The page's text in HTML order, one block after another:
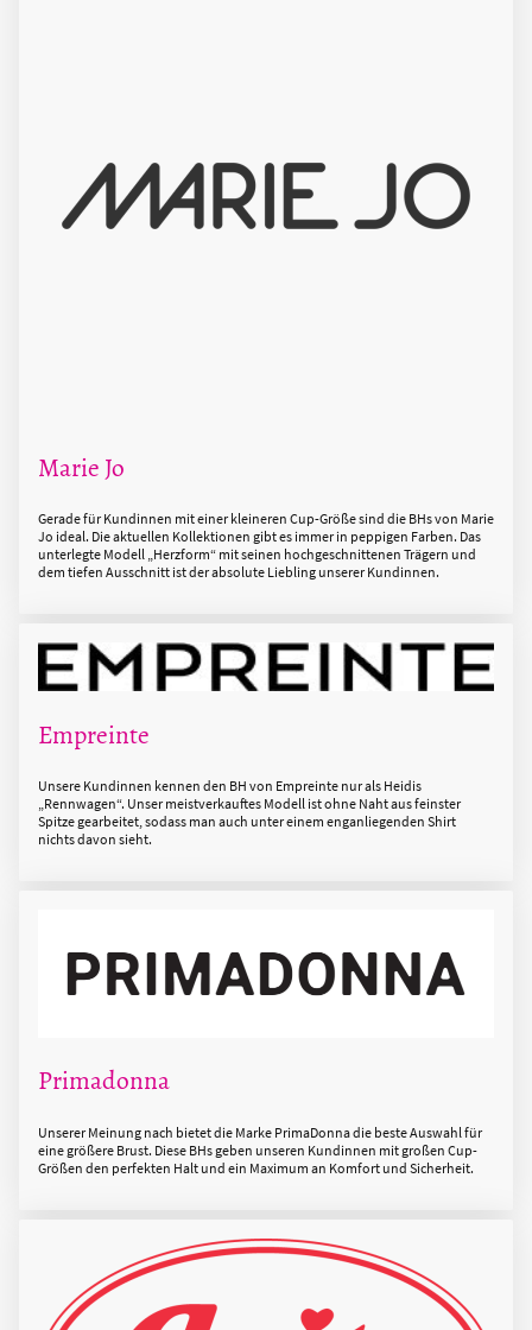
Marie Jo
Gerade für Kundinnen mit einer kleineren Cup-Größe sind die BHs von Marie
Jo ideal. Die aktuellen Kollektionen gibt es immer in peppigen Farben. Das
unterlegte Modell „Herzform“ mit seinen hochgeschnittenen Trägern und
dem tiefen Ausschnitt ist der absolute Liebling unserer Kundinnen.
Empreinte
Unsere Kundinnen kennen den BH von Empreinte nur als Heidis
„Rennwagen“. Unser meistverkauftes Modell ist ohne Naht aus feinster
Spitze gearbeitet, sodass man auch unter einem enganliegenden Shirt
nichts davon sieht.
Primadonna
Unserer Meinung nach bietet die Marke PrimaDonna die beste Auswahl für
eine größere Brust. Diese BHs geben unseren Kundinnen mit großen Cup-
Größen den perfekten Halt und ein Maximum an Komfort und Sicherheit.